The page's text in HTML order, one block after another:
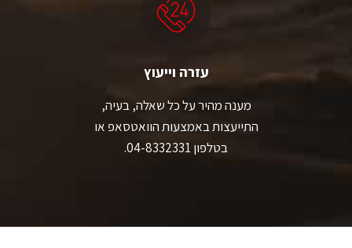
עזרה וייעוץ
מענה מהיר על כל שאלה, בעיה,
התייעצות באמצעות הוואטסאפ או
בטלפון 04-8332331.